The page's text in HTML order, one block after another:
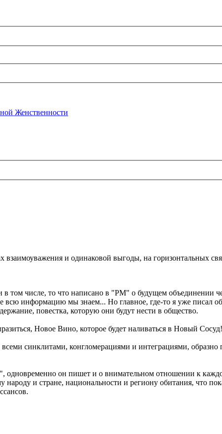
Женственности
и одинаковой выгоды, на горизонтальных
числе, то что написано в "РМ" о будущем объединении
информацию мы знаем... Но главное, где-то я уже писал
повестка, которую они будут нести в общество.
Новое Вино, которое будет наливаться в Новый Сосуд!
синклитами, конгломерациями и интеграциями, образно
одновременно он пишет и о внимательном отношении к
народу и стране, национальности и региону обитания, что